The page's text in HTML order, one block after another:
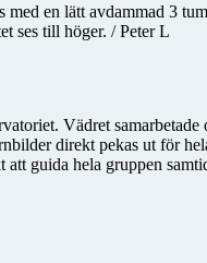
en lätt avdammad 3
ses till höger. / Peter L
Vädret
direkt pekas ut för
guida hela gruppen